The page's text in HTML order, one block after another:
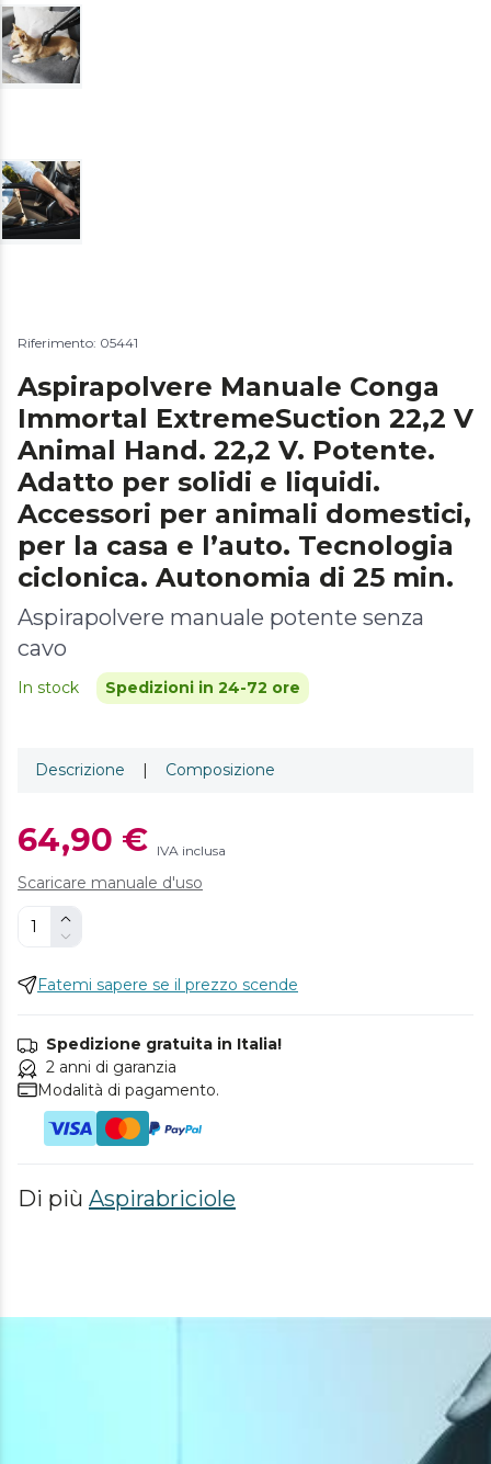
Riferimento: 05441
Aspirapolvere Manuale Conga
Immortal ExtremeSuction 22,2 V
Animal Hand. 22,2 V. Potente.
Adatto per solidi e liquidi.
Accessori per animali domestici,
per la casa e l’auto. Tecnologia
ciclonica. Autonomia di 25 min.
Aspirapolvere manuale potente senza
cavo
In stock Spedizioni in 24-72 ore
Descrizione | Composizione
64,90 € IVA inclusa
Scaricare manuale d'uso
Fatemi sapere se il prezzo scende
Spedizione gratuita in Italia!
2 anni di garanzia
Modalità di pagamento.
Di più Aspirabriciole